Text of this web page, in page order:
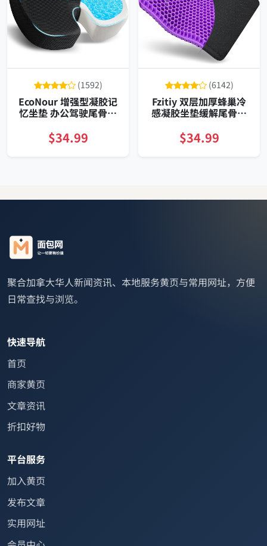
(1592)
EcoNour 增强型凝胶记
忆坐垫 办公驾驶尾骨坐
拆洗
$34.99
(6142)
Fzitiy 双层加厚蜂巢冷
感凝胶坐垫缓解尾骨坐
$34.99
聚合加拿大华人新闻资讯、本地服务黄页与常用网址，方便
日常查找与浏览。
快速导航
首页
商家黄页
文章资讯
折扣好物
平台服务
加入黄页
发布文章
实用网址